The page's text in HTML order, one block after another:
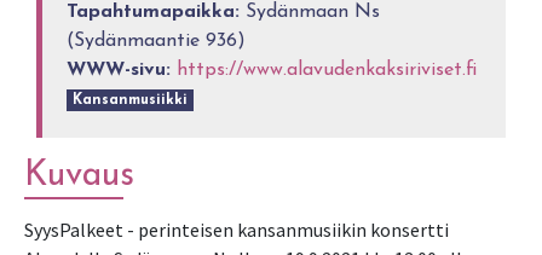
Tapahtumapaikka: Sydänmaan Ns
(Sydänmaantie 936)
WWW-sivu: https://www.alavudenkaksiriviset.fi
Kansanmusiikki
Kuvaus
SyysPalkeet - perinteisen kansanmusiikin konsertti